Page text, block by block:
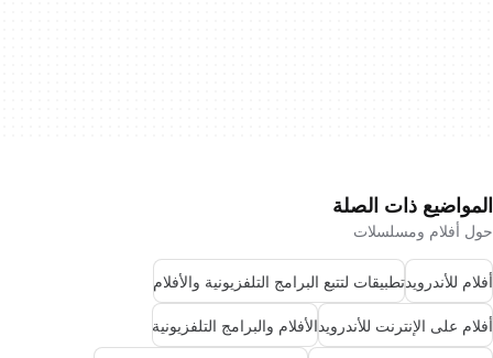
المواضيع ذات الصلة
حول أفلام ومسلسلات
أفلام للأندرويدتطبيقات لتتبع البرامج التلفزيونية والأفلام
أفلام على الإنترنت للأندرويدالأفلام والبرامج التلفزيونية